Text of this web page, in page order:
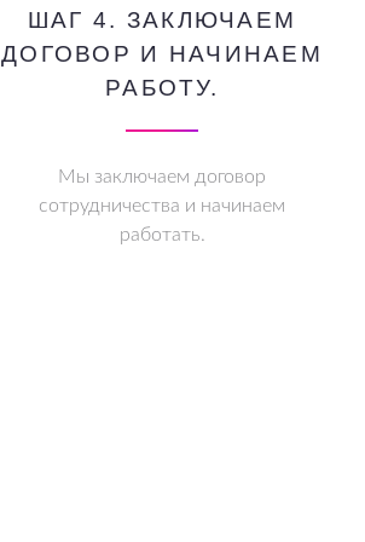
ШАГ 4. ЗАКЛЮЧАЕМ
ДОГОВОР И НАЧИНАЕМ
РАБОТУ.
Мы заключаем договор
сотрудничества и начинаем
работать.